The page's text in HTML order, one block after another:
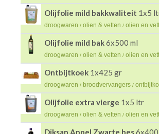
Olijfolie mild bakkwaliteit 1x5
droogwaren / olien & vetten / olien en
Olijfolie mild bak6x500 ml
droogwaren / olien & vetten / olien en
Ontbijtkoek 1x425 gr
droogwaren / broodvervangers /
Olijfolie extra vierge 1x5 ltr
droogwaren / olien & vetten / olien en
Diksap Appel Zwarte bes6x400